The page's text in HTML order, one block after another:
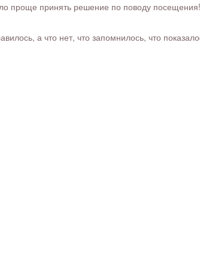
принять решение по поводу посещения!
а что нет, что запомнилось, что